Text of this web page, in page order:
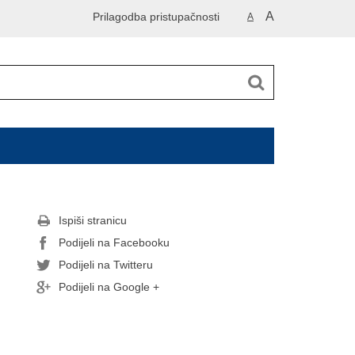
A A
Prilagodba pristupačnosti
Ispiši stranicu
Podijeli na Facebooku
Podijeli na Twitteru
Podijeli na Google +